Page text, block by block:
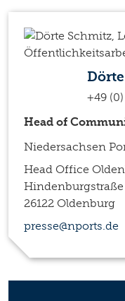
+49
Head of
Niedersachsen
Head Office
Hindenburgstraße
26122 Oldenburg
presse@nports.de